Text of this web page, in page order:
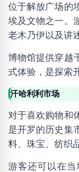
位于解放广场的
埃及文物之一。
老木乃伊以及讲
博物馆提供穿越
式体验，是探索
汗哈利利市场
对于喜欢购物和
是开罗的历史集
料、珠宝、纺织
游客还可以在